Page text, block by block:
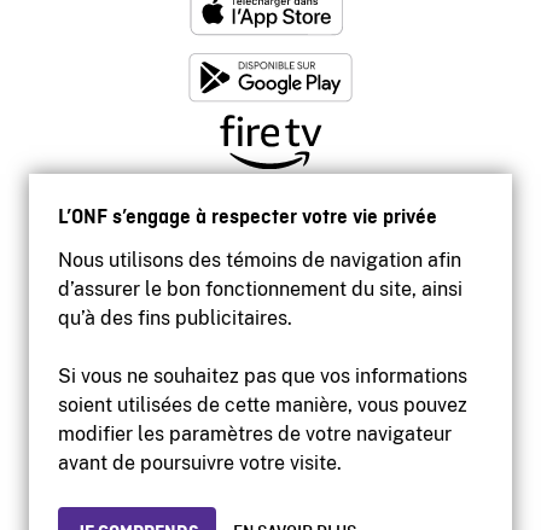
L’ONF s’engage à respecter votre vie privée
Nous utilisons des témoins de navigation afin
d’assurer le bon fonctionnement du site, ainsi
qu’à des fins publicitaires.
Si vous ne souhaitez pas que vos informations
soient utilisées de cette manière, vous pouvez
modifier les paramètres de votre navigateur
avant de poursuivre votre visite.
Accessibilité
Site institutionnel